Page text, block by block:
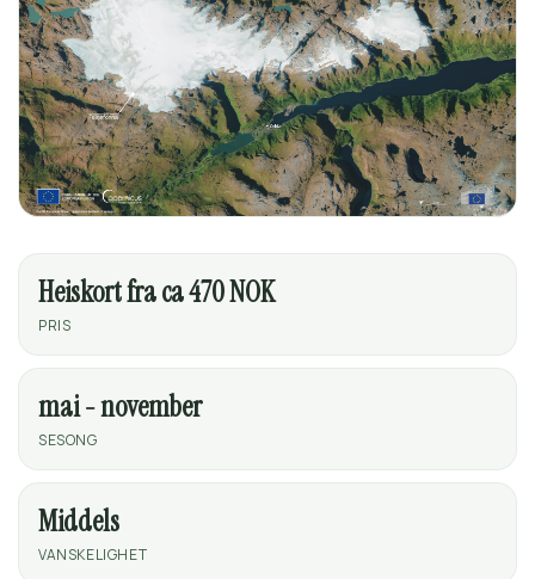
Heiskort fra ca 470 NOK
PRIS
mai - november
SESONG
Middels
VANSKELIGHET